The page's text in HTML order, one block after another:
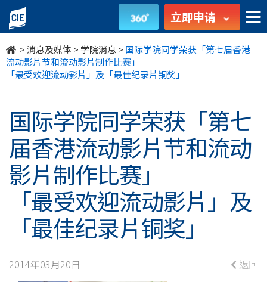
国
际
学
同
学
荣
获
「第
届
立即申请
>消息及媒体 >学院消息 > 国际学院同学荣获「第七届香港
流动影片节和流动影片制作比赛」
「最受欢迎流动影片」及「最佳纪录片铜奖」
国际学院同学荣获「第七
届香港流动影片节和流动
影片制作比赛」
「最受欢迎流动影片」及
「最佳纪录片铜奖」
2014年03月20日 返回